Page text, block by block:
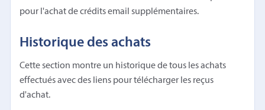
pour l'achat de crédits email supplémentaires.
Historique des achats
Cette section montre un historique de tous les achats
effectués avec des liens pour télécharger les reçus
d'achat.